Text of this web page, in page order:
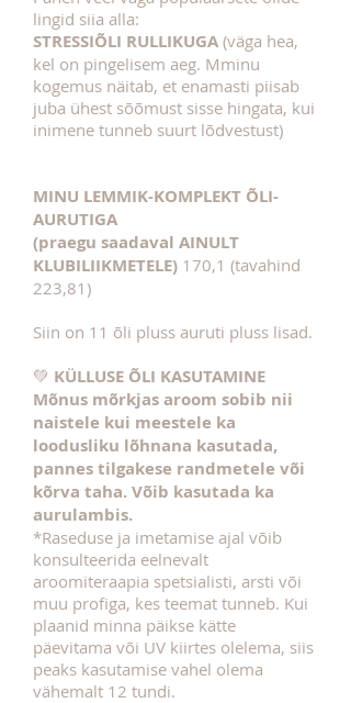
lingid siia alla:
STRESSIÕLI RULLIKUGA (väga hea,
kel on pingelisem aeg. Mminu
kogemus näitab, et enamasti piisab
juba ühest sõõmust sisse hingata, kui
inimene tunneb suurt lõdvestust)
MINU LEMMIK-KOMPLEKT ÕLI-
AURUTIGA
(praegu saadaval AINULT
KLUBILIIKMETELE) 170,1 (tavahind
223,81)
Siin on 11 õli pluss auruti pluss lisad.
💚 KÜLLUSE ÕLI KASUTAMINE
Mõnus mõrkjas aroom sobib nii
naistele kui meestele ka
loodusliku lõhnana kasutada,
pannes tilgakese randmetele või
kõrva taha. Võib kasutada ka
aurulambis.
*Raseduse ja imetamise ajal võib
konsulteerida eelnevalt
aroomiteraapia spetsialisti, arsti või
muu profiga, kes teemat tunneb. Kui
plaanid minna päikse kätte
päevitama või UV kiirtes olelema, siis
peaks kasutamise vahel olema
vähemalt 12 tundi.